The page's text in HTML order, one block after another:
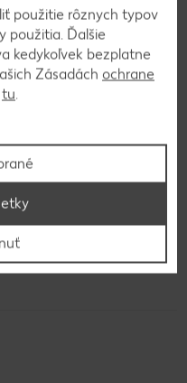
vrecka s
aby na
zatuhla. Tú si
a necháme
Najlepšie
chute spoja.
použitie rôznych typov
použitia. Ďalšie
kedykoľvek bezplatne
Zásadách ochrane
tu.